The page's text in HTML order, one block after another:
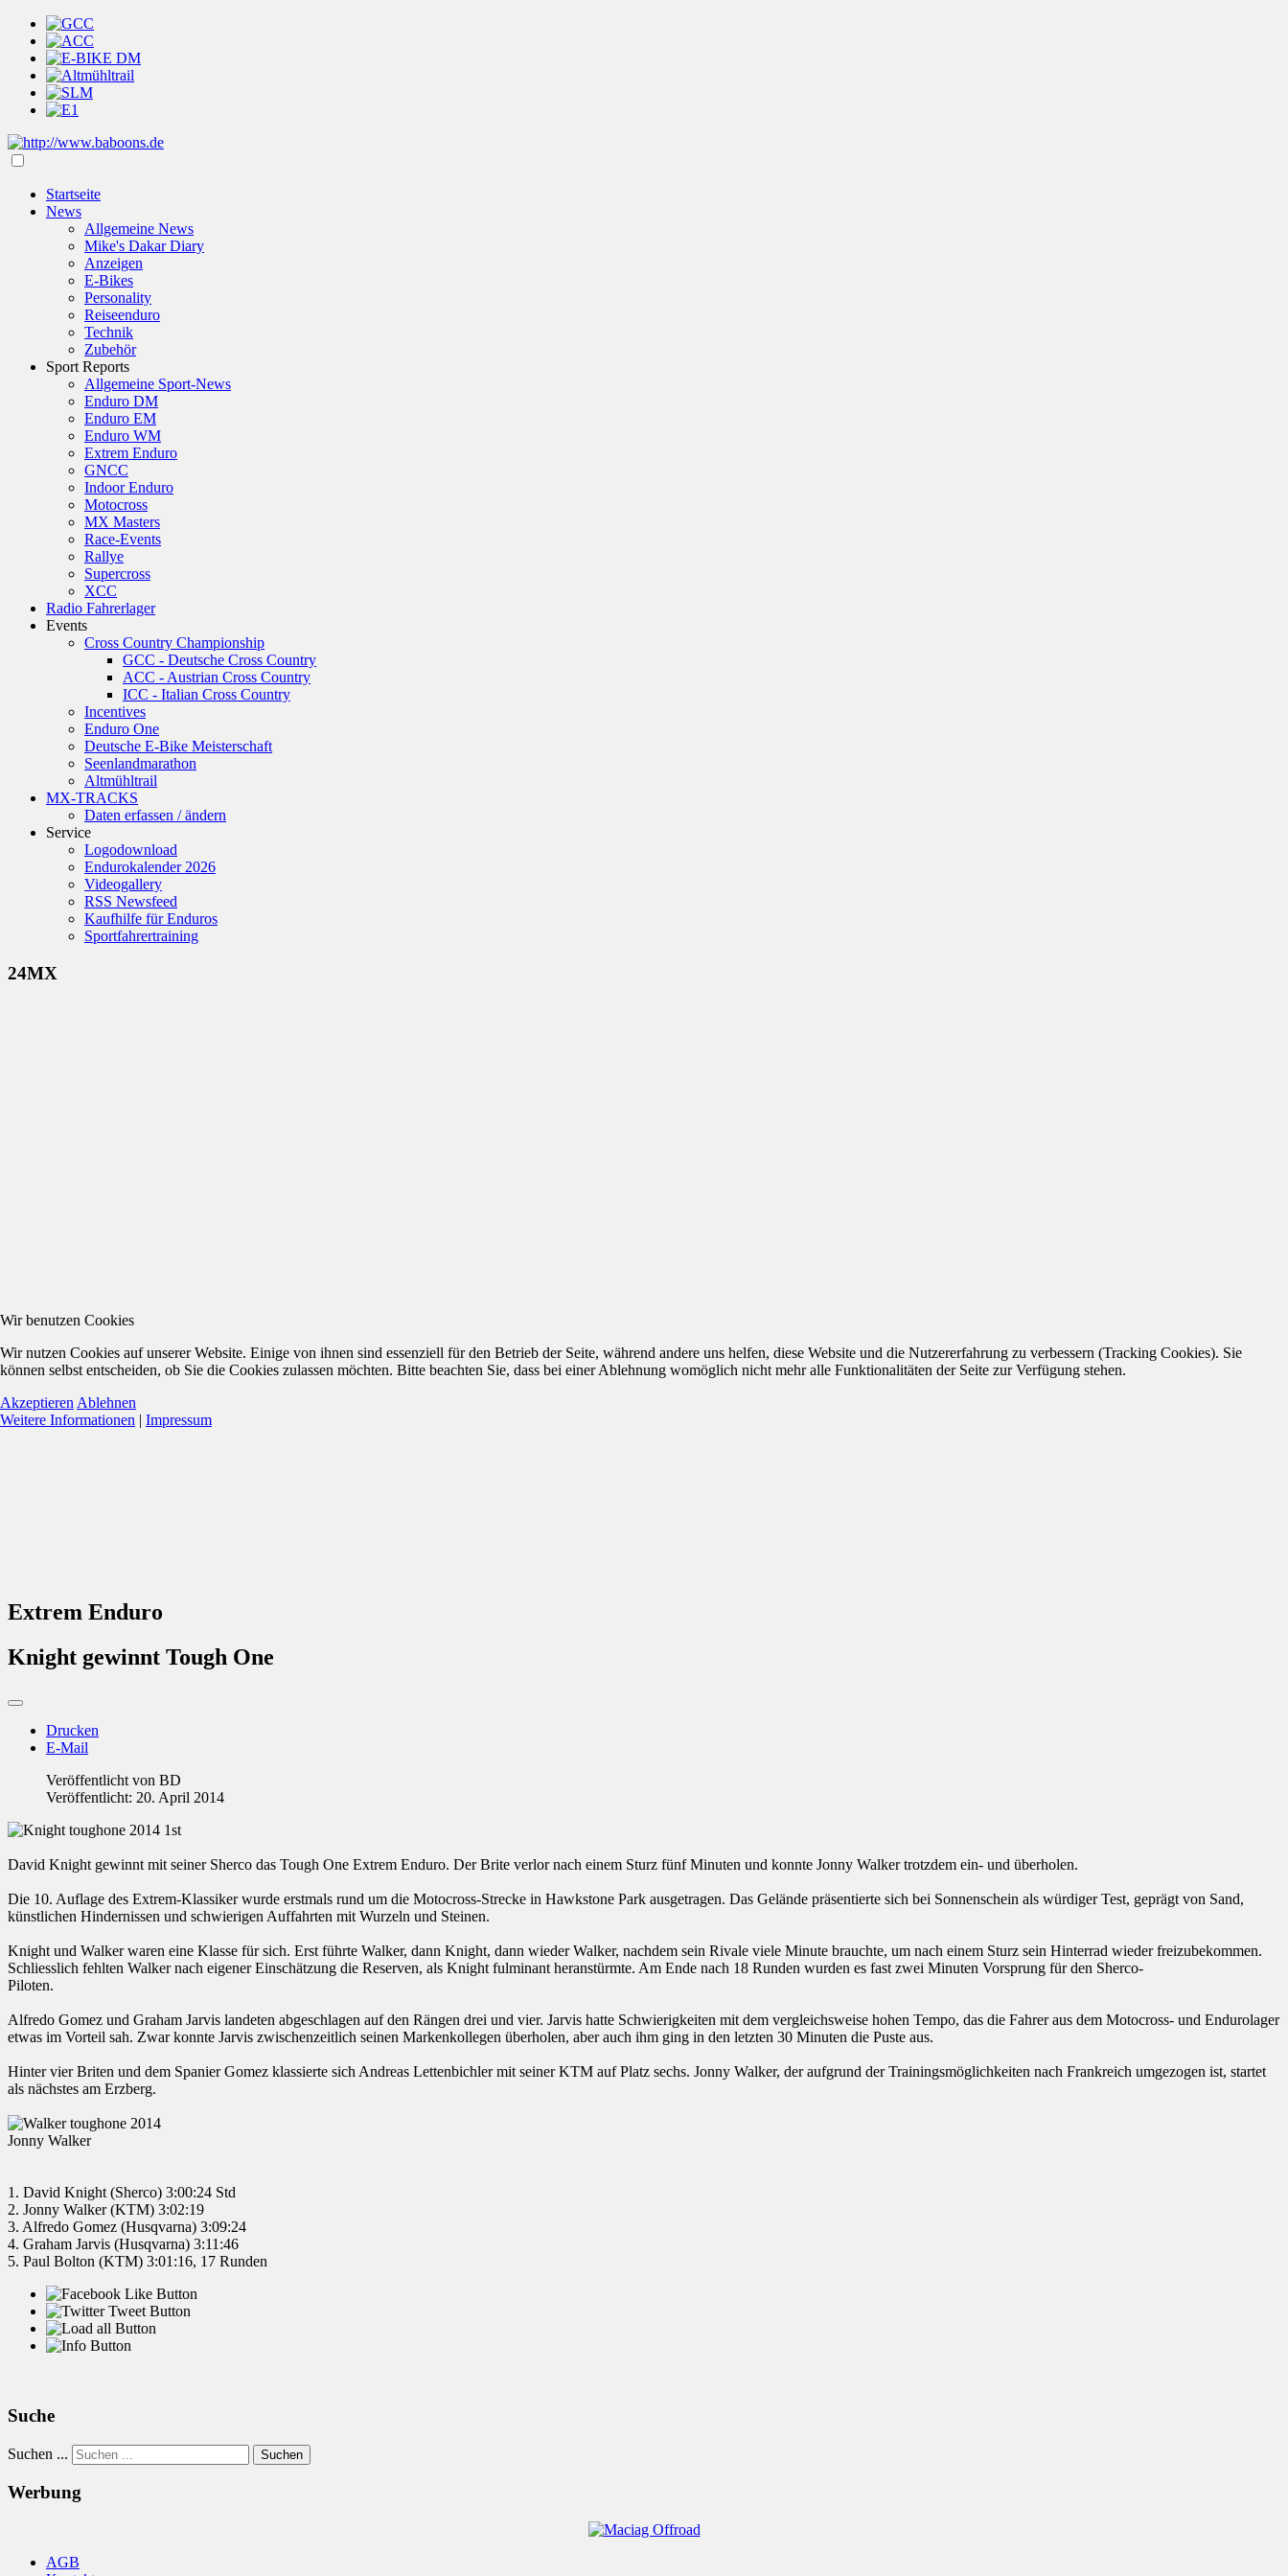
Startseite
News
Allgemeine News
Mike's Dakar Diary
Anzeigen
E-Bikes
Personality
Reiseenduro
Technik
Zubehör
Sport Reports
Allgemeine Sport-News
Enduro DM
Enduro EM
Enduro WM
Extrem Enduro
GNCC
Indoor Enduro
Motocross
MX Masters
Race-Events
Rallye
Supercross
XCC
Radio Fahrerlager
Events
Cross Country Championship
GCC - Deutsche Cross Country
ACC - Austrian Cross Country
ICC - Italian Cross Country
Incentives
Enduro One
Deutsche E-Bike Meisterschaft
Seenlandmarathon
Altmühltrail
MX-TRACKS
Daten erfassen / ändern
Service
Logodownload
Endurokalender 2026
Videogallery
RSS Newsfeed
Kaufhilfe für Enduros
Sportfahrertraining
24MX
Extrem Enduro
Knight gewinnt Tough One
Drucken
E-Mail
Veröffentlicht von BD
Veröffentlicht: 20. April 2014
David Knight gewinnt mit seiner Sherco das Tough One Extrem Enduro. Der Brite verlor nach einem Sturz fünf Minuten und konnte Jonny Walker trotzdem ein- und überholen.
Die 10. Auflage des Extrem-Klassiker wurde erstmals rund um die Motocross-Strecke in Hawkstone Park ausgetragen. Das Gelände präsentierte sich bei Sonnenschein als würdiger Test, geprägt von Sand,
künstlichen Hindernissen und schwierigen Auffahrten mit Wurzeln und Steinen.
Knight und Walker waren eine Klasse für sich. Erst führte Walker, dann Knight, dann wieder Walker, nachdem sein Rivale viele Minute brauchte, um nach einem Sturz sein Hinterrad wieder freizubekommen.
Schliesslich fehlten Walker nach eigener Einschätzung die Reserven, als Knight fulminant heranstürmte. Am Ende nach 18 Runden wurden es fast zwei Minuten Vorsprung für den Sherco-
Piloten.
Alfredo Gomez und Graham Jarvis landeten abgeschlagen auf den Rängen drei und vier. Jarvis hatte Schwierigkeiten mit dem vergleichsweise hohen Tempo, das die Fahrer aus dem Motocross- und Endurolager
etwas im Vorteil sah. Zwar konnte Jarvis zwischenzeitlich seinen Markenkollegen überholen, aber auch ihm ging in den letzten 30 Minuten die Puste aus.
Hinter vier Briten und dem Spanier Gomez klassierte sich Andreas Lettenbichler mit seiner KTM auf Platz sechs. Jonny Walker, der aufgrund der Trainingsmöglichkeiten nach Frankreich umgezogen ist, startet
als nächstes am Erzberg.
Jonny Walker
1. David Knight (Sherco) 3:00:24 Std
2. Jonny Walker (KTM) 3:02:19
3. Alfredo Gomez (Husqvarna) 3:09:24
4. Graham Jarvis (Husqvarna) 3:11:46
5. Paul Bolton (KTM) 3:01:16, 17 Runden
Suche
Suchen ... Suchen
Werbung
AGB
Wir benutzen Cookies
Wir nutzen Cookies auf unserer Website. Einige von ihnen sind essenziell für den Betrieb der Seite, während andere uns helfen, diese Website und die Nutzererfahrung zu verbessern (Tracking Cookies). Sie
können selbst entscheiden, ob Sie die Cookies zulassen möchten. Bitte beachten Sie, dass bei einer Ablehnung womöglich nicht mehr alle Funktionalitäten der Seite zur Verfügung stehen.
Akzeptieren Ablehnen
Weitere Informationen | Impressum